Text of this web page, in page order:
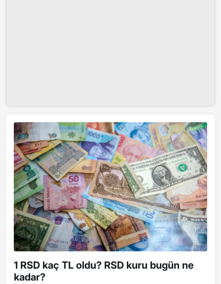
1 RSD kaç TL oldu? RSD kuru bugün ne
kadar?